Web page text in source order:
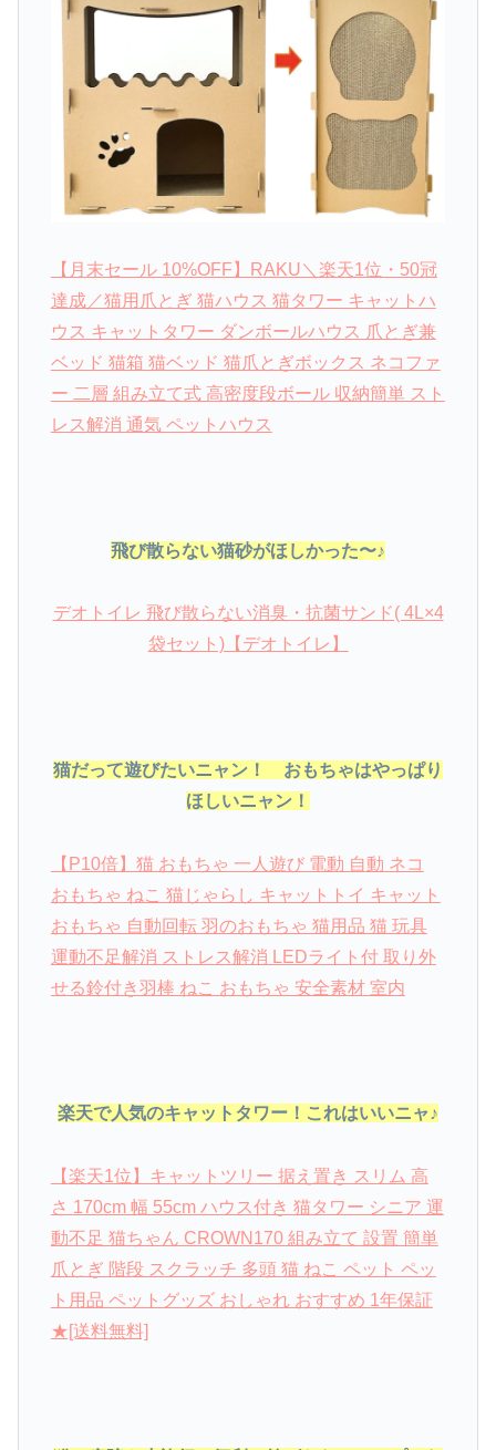
【月末セール 10%OFF】RAKU＼楽天1位・50冠
達成／猫用爪とぎ 猫ハウス 猫タワー キャットハ
ウス キャットタワー ダンボールハウス 爪とぎ兼
ベッド 猫箱 猫ベッド 猫爪とぎボックス ネコファ
ー 二層 組み立て式 高密度段ボール 収納簡単 スト
レス解消 通気 ペットハウス
飛び散らない猫砂がほしかった〜♪
デオトイレ 飛び散らない消臭・抗菌サンド( 4L×4
袋セット)【デオトイレ】
猫だって遊びたいニャン！ おもちゃはやっぱり
ほしいニャン！
【P10倍】猫 おもちゃ 一人遊び 電動 自動 ネコ
おもちゃ ねこ 猫じゃらし キャットトイ キャット
おもちゃ 自動回転 羽のおもちゃ 猫用品 猫 玩具
運動不足解消 ストレス解消 LEDライト付 取り外
せる鈴付き羽棒 ねこ おもちゃ 安全素材 室内
楽天で人気のキャットタワー！これはいいニャ♪
【楽天1位】キャットツリー 据え置き スリム 高
さ 170cm 幅 55cm ハウス付き 猫タワー シニア 運
動不足 猫ちゃん CROWN170 組み立て 設置 簡単
爪とぎ 階段 スクラッチ 多頭 猫 ねこ ペット ペッ
ト用品 ペットグッズ おしゃれ おすすめ 1年保証
★[送料無料]